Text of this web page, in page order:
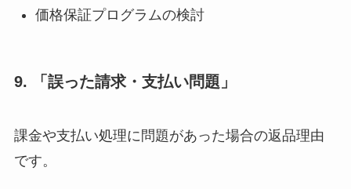
価格保証プログラムの検討
9. 「誤った請求・支払い問題」
課金や支払い処理に問題があった場合の返品理由
です。